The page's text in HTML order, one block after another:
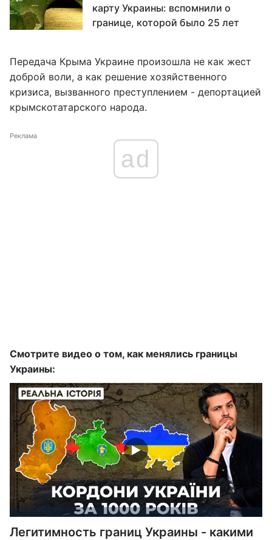
карту Украины: вспомнили о
границе, которой было 25 лет
Передача Крыма Украине произошла не как жест
доброй воли, а как решение хозяйственного
кризиса, вызванного преступлением - депортацией
крымскотатарского народа.
Реклама
ad
Смотрите видео о том, как менялись границы
Украины:
Легитимность границ Украины - какими